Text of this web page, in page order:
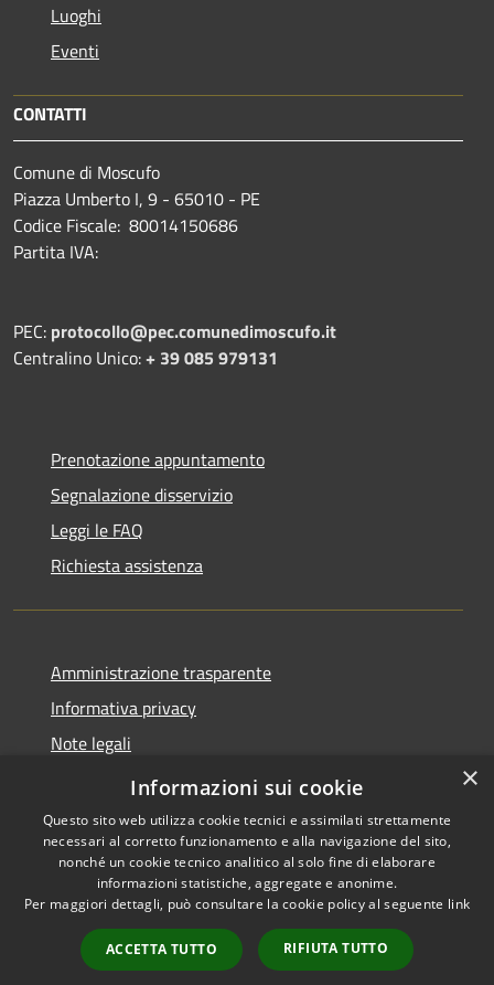
Luoghi
Eventi
CONTATTI
Comune di Moscufo
Piazza Umberto I, 9 - 65010 - PE
Codice Fiscale: 80014150686
Partita IVA:
PEC: protocollo@pec.comunedimoscufo.it
Centralino Unico:+ 39 085 979131
Prenotazione appuntamento
Segnalazione disservizio
Leggi le FAQ
Richiesta assistenza
Amministrazione trasparente
Informativa privacy
Note legali
Dichiarazione di accessibilità
Accessibilità
Copyright © 2026 • Comune di
Moscufo • Powered by
Municipium•
Accesso
redazione
×
Informazioni sui cookie
Questo sito web utilizza cookie tecnici e assimilati strettamente
necessari al corretto funzionamento e alla navigazione del sito,
nonché un cookie tecnico analitico al solo fine di elaborare
informazioni statistiche, aggregate e anonime.
Per maggiori dettagli, può consultare la cookie policy al seguente link
ACCETTA TUTTO RIFIUTA TUTTO